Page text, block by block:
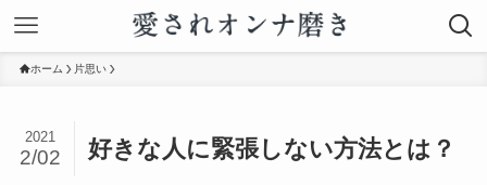
ホーム 片思い
好きな人に緊張しない方法とは？
2021
2/02